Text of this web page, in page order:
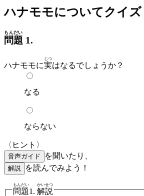
ハナモモについてクイズ
問題
もんだい
1.
ハナモモに実
じつ
はなるでしょうか？
なる
ならない
〈ヒント〉
音声ガイド を聞いたり、
解説 を読んでみよう！
問題
もんだい
1. 解説
かいせつ